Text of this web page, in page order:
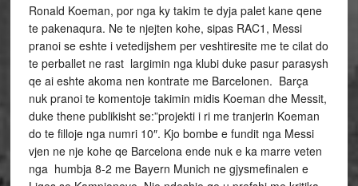
Ronald Koeman, por nga ky takim te dyja palet kane qene
te pakenaqura. Ne te njejten kohe, sipas RAC1, Messi
pranoi se eshte i vetedijshem per veshtiresite me te cilat do
te perballet ne rast largimin nga klubi duke pasur parasysh
qe ai eshte akoma nen kontrate me Barcelonen. Barça
nuk pranoi te komentoje takimin midis Koeman dhe Messit,
duke thene publikisht se:”projekti i ri me tranjerin Koeman
do te filloje nga numri 10″. Kjo bombe e fundit nga Messi
vjen ne nje kohe qe Barcelona ende nuk e ka marre veten
nga humbja 8-2 me Bayern Munich ne gjysmefinalen e